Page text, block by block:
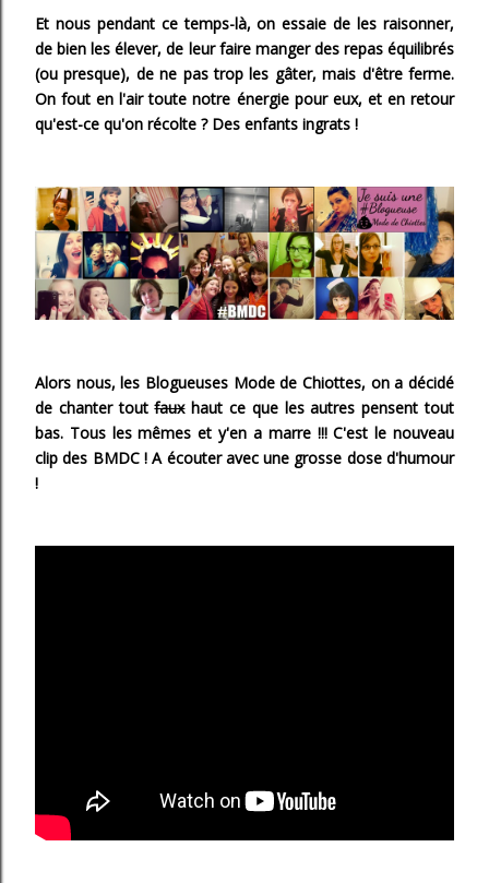
Et nous pendant ce temps-là, on essaie de les raisonner,
de bien les élever, de leur faire manger des repas équilibrés
(ou presque), de ne pas trop les gâter, mais d'être ferme.
On fout en l'air toute notre énergie pour eux, et en retour
qu'est-ce qu'on récolte ? Des enfants ingrats !
Alors nous, les Blogueuses Mode de Chiottes, on a décidé
de chanter toutfauxhaut ce que les autres pensent tout
bas. Tous les mêmes et y'en a marre !!! C'est le nouveau
clip des BMDC !A écouter avec une grosse dose d'humour
!